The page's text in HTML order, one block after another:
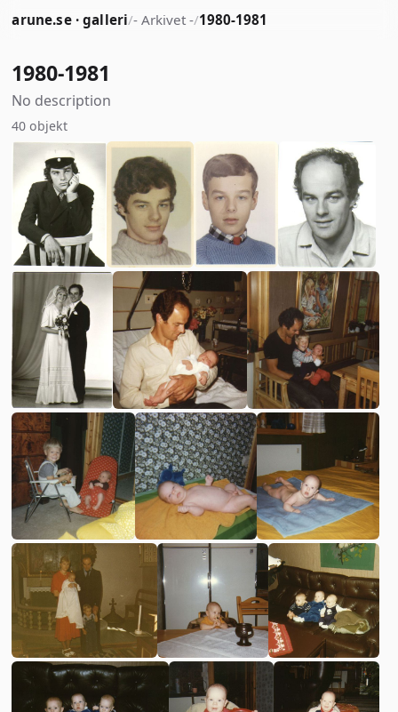
arune.se · galleri/- Arkivet -/1980-1981
1980-1981
No description
40 objekt